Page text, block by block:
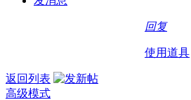
回复
使用道具
返回列表
高级模式